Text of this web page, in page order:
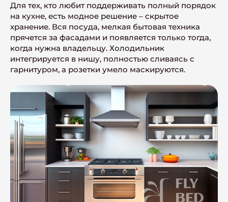
Для тех, кто любит поддерживать полный порядок
на кухне, есть модное решение – скрытое
хранение. Вся посуда, мелкая бытовая техника
прячется за фасадами и появляется только тогда,
когда нужна владельцу. Холодильник
интегрируется в нишу, полностью сливаясь с
гарнитуром, а розетки умело маскируются.